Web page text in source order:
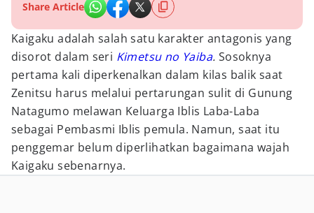
Share Article
Kaigaku adalah salah satu karakter antagonis yang
disorot dalam seri Kimetsu no Yaiba. Sosoknya
pertama kali diperkenalkan dalam kilas balik saat
Zenitsu harus melalui pertarungan sulit di Gunung
Natagumo melawan Keluarga Iblis Laba-Laba
sebagai Pembasmi Iblis pemula. Namun, saat itu
penggemar belum diperlihatkan bagaimana wajah
Kaigaku sebenarnya.